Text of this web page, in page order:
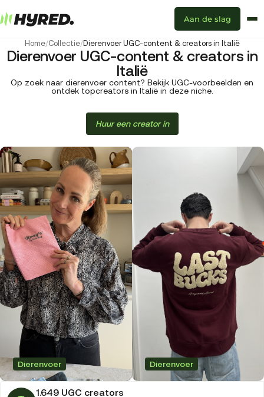
Aan de slag
Home/Collectie/Dierenvoer UGC-content & creators in Italië
Dierenvoer UGC-content & creators in
Italië
Op zoek naar dierenvoer content? Bekijk UGC-voorbeelden en
ontdek topcreators in Italië in deze niche.
Huur een creator in
1.649 UGC creators
Dierenvoer Dierenvoer